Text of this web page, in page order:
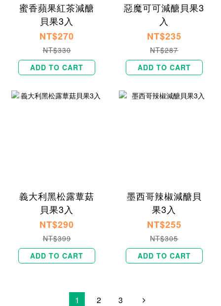
蜜香蘋果紅茶減醣
貝果3入
NT$270
NT$330
ADD TO CART
惡魔可可減醣貝果3
入
NT$235
NT$287
ADD TO CART
義大利黑松露蕈菇
貝果3入
NT$290
NT$399
ADD TO CART
墨西哥辣椒減醣貝
果3入
NT$255
NT$305
ADD TO CART
1 2 3